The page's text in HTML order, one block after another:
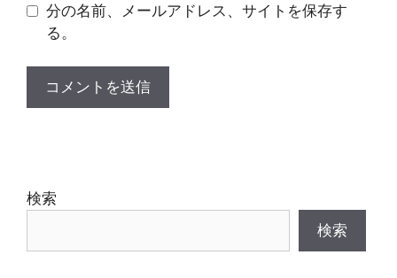
分の名前、メールアドレス、サイトを保存す
る。
検索
検索